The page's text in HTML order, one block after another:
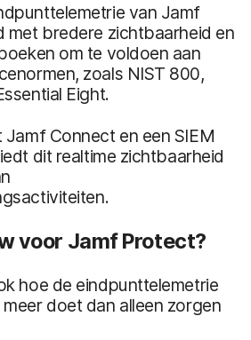
van Jamf
met bredere zichtbaarheid en
om te voldoen aan
zoals NIST 800,
Eight.
Connect en een SIEM
dit realtime zichtbaarheid
voor Jamf Protect?
hoe de eindpunttelemetrie
doet dan alleen zorgen